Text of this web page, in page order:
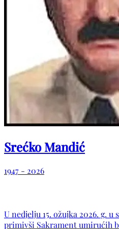
Srećko Mandić
1947 - 2026
U nedjelju 15. ožujka 2026. g.
primivši Sakrament umirućih